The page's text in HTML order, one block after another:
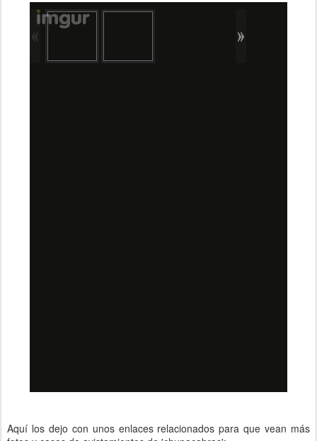
Aquí los dejo con unos enlaces relacionados para que vean más